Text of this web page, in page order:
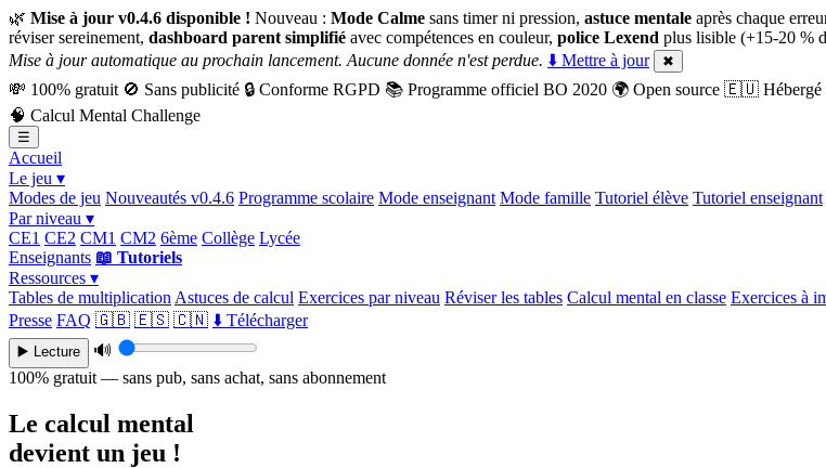
🌿 Mise à jour v0.4.6 disponible ! Nouveau : Mode Calme sans timer ni pression, astuce mentale après chaque
réviser sereinement, dashboard parent simplifié avec compétences en couleur, police Lexend plus lisible (+15-20 %
Mise à jour automatique au prochain lancement. Aucune donnée n'est perdue. ⬇️ Mettre à jour ✖
💸 100% gratuit 🚫 Sans publicité 🔒 Conforme RGPD 📚 Programme officiel BO 2020 🌍 Open source 🇪🇺 Hébergé
🧠 Calcul Mental Challenge
☰
Accueil
Le jeu ▾
Modes de jeu Nouveautés v0.4.6 Programme scolaire Mode enseignant Mode famille Tutoriel élève Tutoriel enseignant
Par niveau ▾
CE1 CE2 CM1 CM2 6ème Collège Lycée
Enseignants 📖 Tutoriels
Ressources ▾
Tables de multiplication Astuces de calcul Exercices par niveau Réviser les tables Calcul mental en classe Exercices à
Presse FAQ 🇬🇧 🇪🇸 🇨🇳 ⬇️ Télécharger
▶️ Lecture
🔊
100% gratuit — sans pub, sans achat, sans abonnement
Le calcul mental
devient un jeu !